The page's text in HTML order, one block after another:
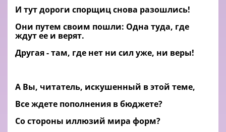
И тут дороги спорщиц снова разошлись!
Они путем своим пошли: Одна туда, где
ждут ее и верят.
Другая - там, где нет ни сил уже, ни веры!
А Вы, читатель, искушенный в этой теме,
Все ждете пополнения в бюджете?
Со стороны иллюзий мира форм?